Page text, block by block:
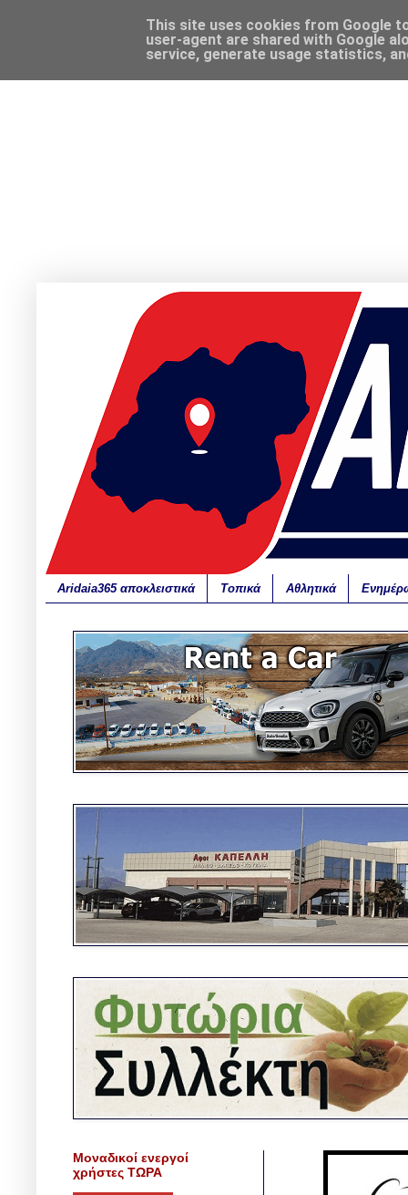
Aridaia365 αποκλειστικά Τοπικά Αθλητικά
Μοναδικοί ενεργοί
χρήστες ΤΩΡΑ
This site uses cookies from Google
user-agent are shared with Google
service, generate usage statistics,